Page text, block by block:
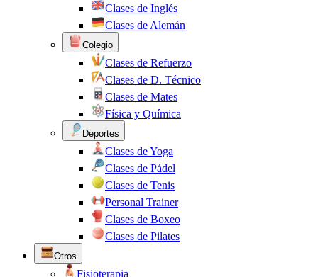
Clases de Inglés
Clases de Alemán
Colegio
Clases de Refuerzo
Clases de D. Técnico
Clases de Mates
Física y Química
Deportes
Clases de Yoga
Clases de Pádel
Clases de Tenis
Personal Trainer
Clases de Boxeo
Clases de Pilates
Otros
Fisioterapia